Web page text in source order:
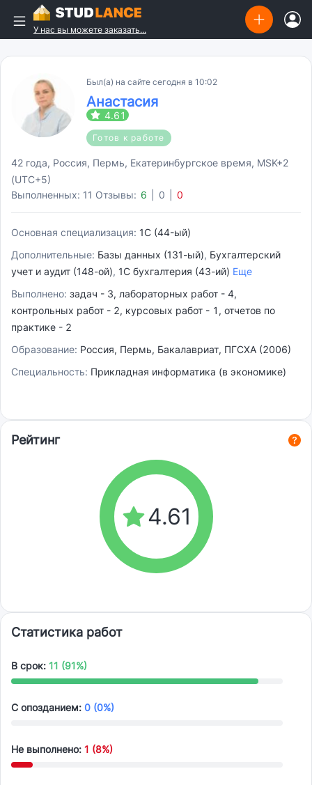
У нас вы можете заказать...
Был(а) на сайте сегодня в 10:02
Анастасия
4.61
Готов к работе
42 года, Россия, Пермь, Екатеринбургское время, MSK+2
(UTC+5)
Выполненных: 11 Отзывы: 6 0 0
Основная специализация: 1C (44-ый)
Дополнительные: Базы данных (131-ый), Бухгалтерский
учет и аудит (148-ой), 1C бухгалтерия (43-ий) Еще
Выполнено: задач - 3, лабораторных работ - 4,
контрольных работ - 2, курсовых работ - 1, отчетов по
практике - 2
Образование: Россия, Пермь, Бакалавриат, ПГСХА (2006)
Специальность: Прикладная информатика (в экономике)
Рейтинг
4.61
Статистика работ
В срок: 11 (91%)
С опозданием: 0 (0%)
Не выполнено: 1 (8%)